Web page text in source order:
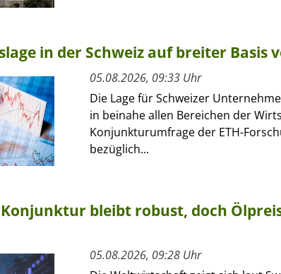
in der Schweiz auf breiter Basis
05.08.2026, 09:33 Uhr
Die Lage für Schweizer
in beinahe allen Bereichen der
Konjunkturumfrage der ETH-
bezüglich...
Konjunktur bleibt robust, doch
05.08.2026, 09:28 Uhr